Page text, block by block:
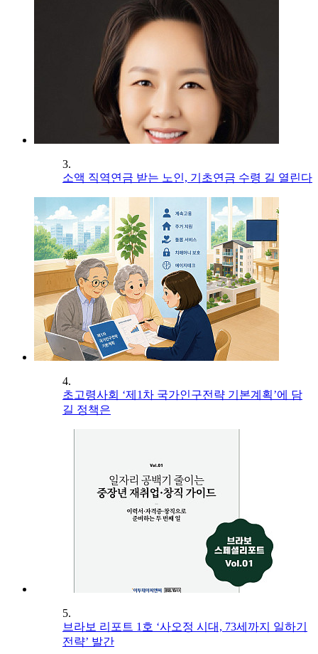
3.
소액 직역연금 받는 노인, 기초연금 수령 길 열린다
4.
초고령사회 ‘제1차 국가인구전략 기본계획’에 담
길 정책은
5.
브라보 리포트 1호 ‘사오정 시대, 73세까지 일하기
전략’ 발간